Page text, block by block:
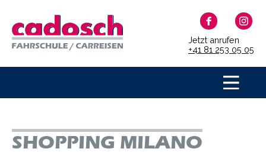
Jetzt anrufen
+41 81 253 05 05
SHOPPING MILANO